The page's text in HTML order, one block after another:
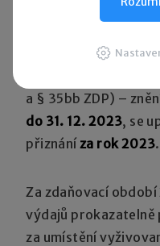
dovršení věku
Sleva za
a § 35bb ZDP) –
do 31. 12. 2023, se
přiznáníza rok 2023
Za zdaňovací
výdajů prokazatelně
za umístění